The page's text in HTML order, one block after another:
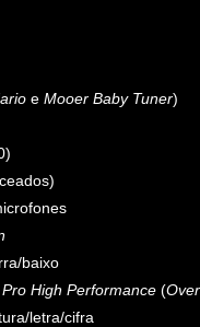
e Mooer Baby Tuner)
baixo
Pro High Performance (
letra/cifra